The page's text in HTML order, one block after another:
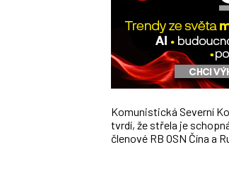
Komunistická Severní
tvrdí, že střela je
členové RB OSN Čína a